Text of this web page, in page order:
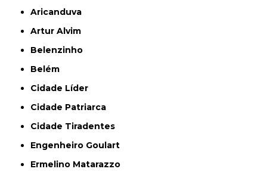
Aricanduva
Artur Alvim
Belenzinho
Belém
Cidade Líder
Cidade Patriarca
Cidade Tiradentes
Engenheiro Goulart
Ermelino Matarazzo